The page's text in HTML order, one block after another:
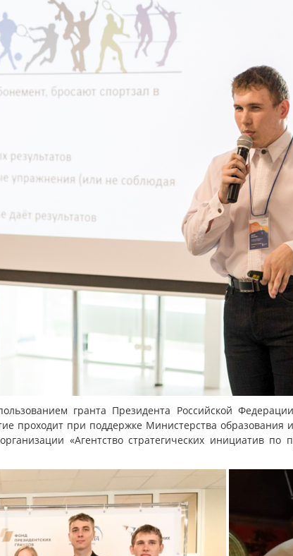
гранта Президента Российской
проходит при поддержке Министерства
«Агентство стратегических инициатив